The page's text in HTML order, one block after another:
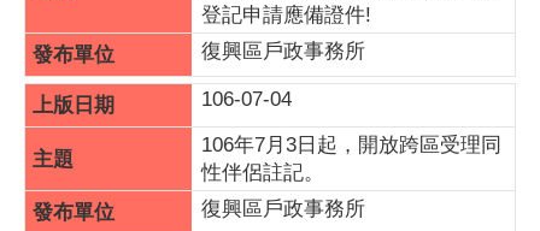
登記申請應備證件!
復興區戶政事務所
106-07-04
106年7月3日起，開放跨區受理同
性伴侶註記。
復興區戶政事務所